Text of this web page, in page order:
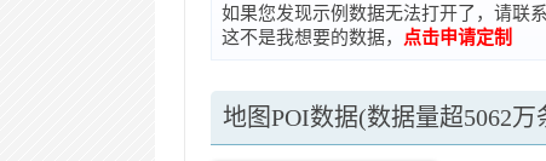
如果您发现示例数据无法打开了，请联
这不是我想要的数据，
点击申请定制
地图POI数据(数据量超5062万